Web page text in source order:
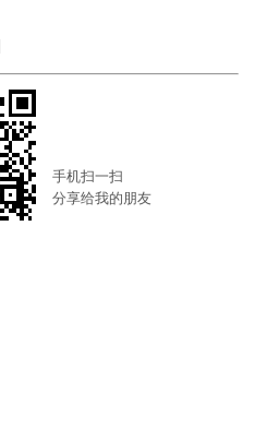
手机扫一扫
分享给我的朋友